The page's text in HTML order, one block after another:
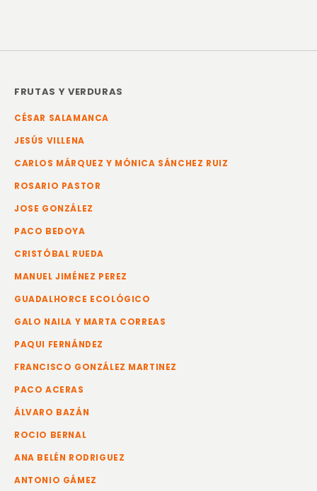
FRUTAS Y VERDURAS
CÉSAR SALAMANCA
JESÚS VILLENA
CARLOS MÁRQUEZ Y MÓNICA SÁNCHEZ RUIZ
ROSARIO PASTOR
JOSE GONZÁLEZ
PACO BEDOYA
CRISTÓBAL RUEDA
MANUEL JIMÉNEZ PEREZ
GUADALHORCE ECOLÓGICO
GALO NAILA Y MARTA CORREAS
PAQUI FERNÁNDEZ
FRANCISCO GONZÁLEZ MARTINEZ
PACO ACERAS
ÁLVARO BAZÁN
ROCIO BERNAL
ANA BELÉN RODRIGUEZ
ANTONIO GÁMEZ